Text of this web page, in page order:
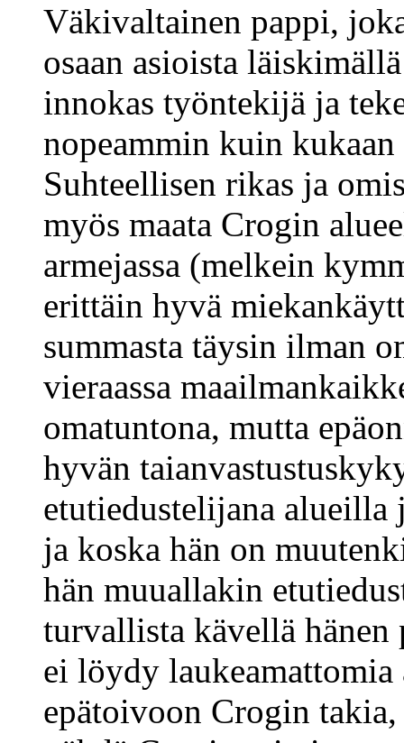
Väkivaltainen pappi,
osaan asioista
innokas työntekijä ja
nopeammin kuin
Suhteellisen rikas ja
myös maata Crogin
armejassa (melkein
erittäin hyvä
summasta täysin ilman
vieraassa
omatuntona, mutta
hyvän
etutiedustelijana alueilla
ja koska hän on
hän muuallakin
turvallista kävellä hänen
ei löydy
epätoivoon Crogin